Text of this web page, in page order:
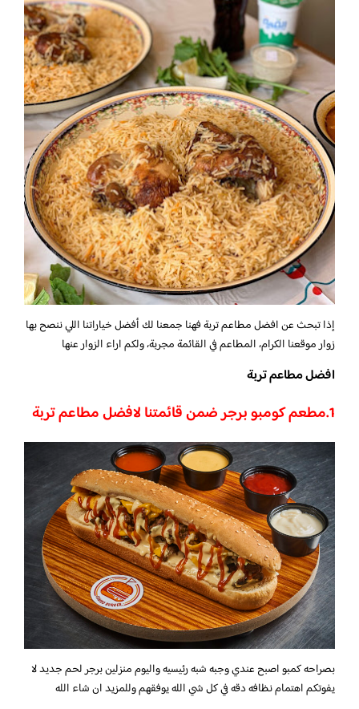
إذا تبحث عن افضل مطاعم تربة فهنا جمعنا لك أفضل خياراتنا اللي ننصح بها
زوار موقعنا الكرام، المطاعم في القائمة مجربة، ولكم اراء الزوار عنها
افضل مطاعم تربة
1.مطعم كومبو برجر ضمن قائمتنا لافضل مطاعم تربة
بصراحه كمبو اصبح عندي وجبه شبه رئيسيه واليوم منزلين برجر لحم جديد لا
يفوتكم اهتمام نظافه دقه في كل شي الله يوفقهم وللمزيد ان شاء الله